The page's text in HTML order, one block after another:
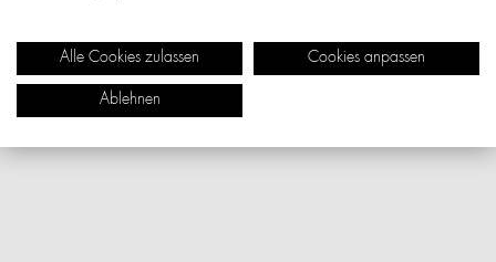
Alle Cookies zulassen Cookies anpassen
Ablehnen